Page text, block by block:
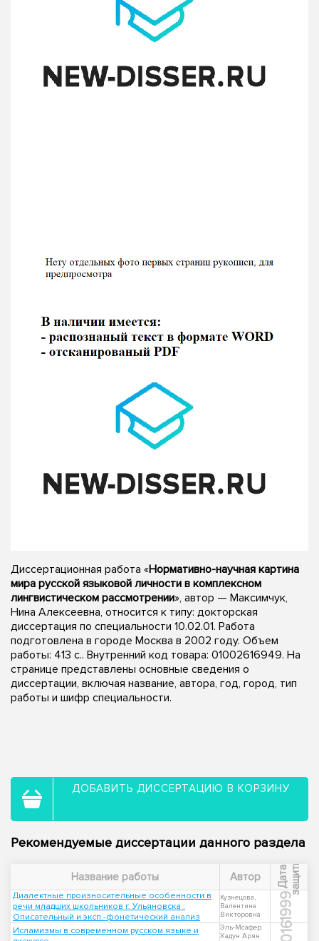
Диссертационная работа «Нормативно-научная картина
мира русской языковой личности в комплексном
лингвистическом рассмотрении», автор — Максимчук,
Нина Алексеевна, относится к типу: докторская
диссертация по специальности 10.02.01. Работа
подготовлена в городе Москва в 2002 году. Объем
работы: 413 с.. Внутренний код товара: 01002616949. На
странице представлены основные сведения о
диссертации, включая название, автора, год, город, тип
работы и шифр специальности.
ДОБАВИТЬ ДИССЕРТАЦИЮ В КОРЗИНУ
Рекомендуемые диссертации данного раздела
Название работы Автор Д
а
т
а
з
а
щ
и
т ы
Диалектные произносительные особенности в
речи младших школьников г. Ульяновска :
Описательный и эксп.-фонетический анализ
Кузнецова,
Валентина
Викторовна
1999
Исламизмы в современном русском языке и
Эль-Мсафер
Хадун Арян